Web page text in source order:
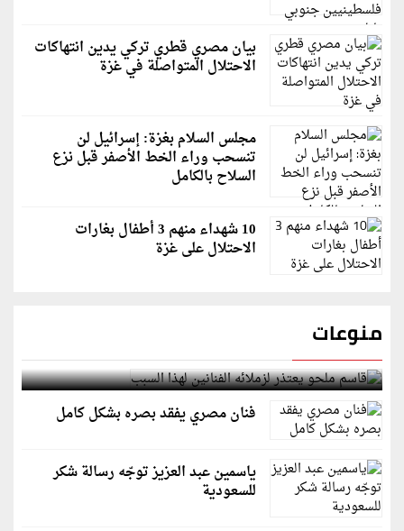
بيان مصري قطري تركي يدين انتهاكات
الاحتلال المتواصلة في غزة
مجلس السلام بغزة: إسرائيل لن
تنسحب وراء الخط الأصفر قبل نزع
السلاح بالكامل
10 شهداء منهم 3 أطفال بغارات
الاحتلال على غزة
منوعات
قاسم ملحو يعتذر لزملائه الفنانين لهذا السبب
فنان مصري يفقد بصره بشكل كامل
ياسمين عبد العزيز توجّه رسالة شكر
للسعودية